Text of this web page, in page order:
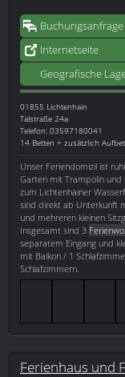
Buchungsanfrage
Internetseite
Geografische
01855 Lichtenhain
Talstraße 24a
Telefon: 03597180041
14 Betten + zusätzlich
Unser Feriendomizil ist
Garten mit Trampolin und
zum Lichtenhainer
sind direkt ab Unterkunft
und mehreren kleinen
Insgesamt sind 3
separatem Eingang und
mit Balkon / 1
Schlafzimmern.
Ferienhaus und